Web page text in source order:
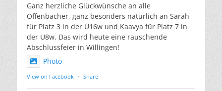
Ganz herzliche Glückwünsche an alle
Offenbacher, ganz besonders natürlich an Sarah
für Platz 3 in der U16w und Kaavya für Platz 7 in
der U8w. Das wird heute eine rauschende
Abschlussfeier in Willingen!
Photo
View on Facebook · Share